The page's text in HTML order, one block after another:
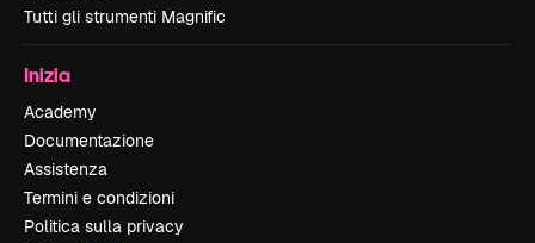
Tutti gli strumenti Magnific
Inizia
Academy
Documentazione
Assistenza
Termini e condizioni
Politica sulla privacy